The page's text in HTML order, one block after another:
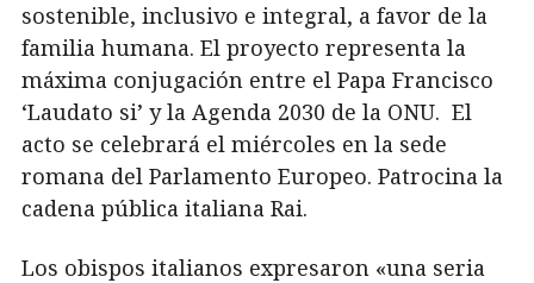
sostenible, inclusivo e integral, a favor de la
familia humana. El proyecto representa la
máxima conjugación entre el Papa Francisco
‘Laudato si’ y la Agenda 2030 de la ONU. El
acto se celebrará el miércoles en la sede
romana del Parlamento Europeo. Patrocina la
cadena pública italiana Rai.
Los obispos italianos expresaron «una seria